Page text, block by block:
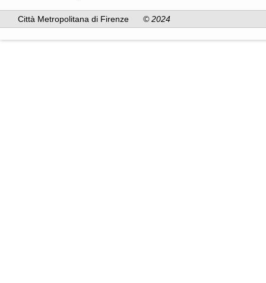
Città Metropolitana di Firenze © 2024